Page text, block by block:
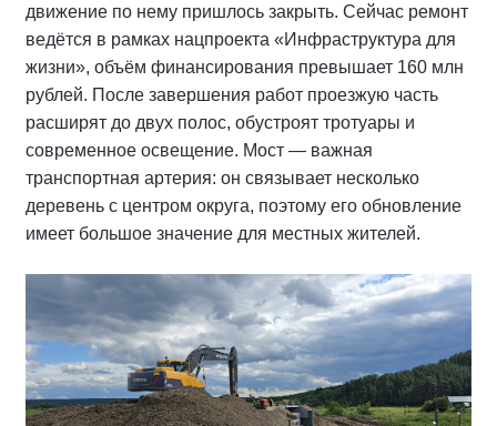
движение по нему пришлось закрыть. Сейчас ремонт
ведётся в рамках нацпроекта «Инфраструктура для
жизни», объём финансирования превышает 160 млн
рублей. После завершения работ проезжую часть
расширят до двух полос, обустроят тротуары и
современное освещение. Мост — важная
транспортная артерия: он связывает несколько
деревень с центром округа, поэтому его обновление
имеет большое значение для местных жителей.